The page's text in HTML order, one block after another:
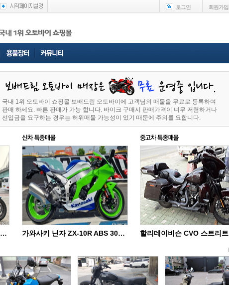
로그인 회원가입
국내 1위 오토바이 쇼핑몰 보배드림 오토바이에 고객님의 매물을 무료로 등록하여
판매 하세요. 빠른 판매가 가능 합니다. 바이크 구매시 판매가격이 너무 저렴하거나
선입금을 요구하는 경우는 허위매물 가능성이 있기 때문에 주의를 요합니다.
할리데이비슨 투어링 스트리트 글라이드 스페셜 FLHXS 가와사키 닌자 ZX-10R ABS 30주년 기념